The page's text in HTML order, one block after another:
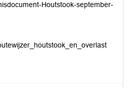
Houtstook-september-